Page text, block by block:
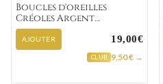
Boucles d'oreilles
Créoles Argent
Danwantee
AJOUTER 19,00€
CLUB 9,50 € →